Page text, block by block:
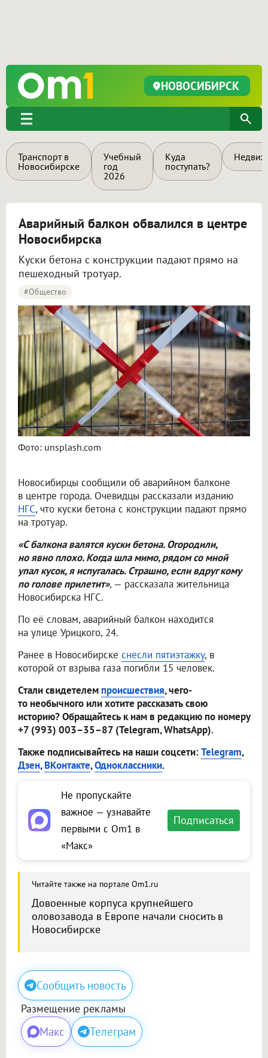
НОВОСИБИРСК
Транспорт в
Новосибирске
Учебный
год
2026
Куда
поступать?
Аварийный балкон обвалился в центре
Новосибирска
Куски бетона с конструкции падают прямо на
пешеходный тротуар.
#Общество
Фото: unsplash.com
Новосибирцы сообщили об аварийном балконе
в центре города. Очевидцы рассказали изданию
НГС, что куски бетона с конструкции падают прямо
на тротуар.
«С балкона валятся куски бетона. Огородили,
но явно плохо. Когда шла мимо, рядом со мной
упал кусок, я испугалась. Страшно, если вдруг кому
по голове прилетит», — рассказала жительница
Новосибирска НГС.
По её словам, аварийный балкон находится
на улице Урицкого, 24.
Ранее в Новосибирске снесли пятиэтажку, в
которой от взрыва газа погибли 15 человек.
Стали свидетелем происшествия, чего-
то необычного или хотите рассказать свою
историю? Обращайтесь к нам в редакцию по номеру
+7 (993) 003–35–87 (Telegram, WhatsApp).
Также подписывайтесь на наши соцсети:Telegram,
Дзен,ВКонтакте,Одноклассники.
Не пропускайте
важное — узнавайте
первыми с Om1 в
«Макс»
Подписаться
Читайте также на портале Om1.ru
Довоенные корпуса крупнейшего
оловозавода в Европе начали сносить в
Новосибирске
Сообщить новость
Размещение рекламы
Макс Телеграм